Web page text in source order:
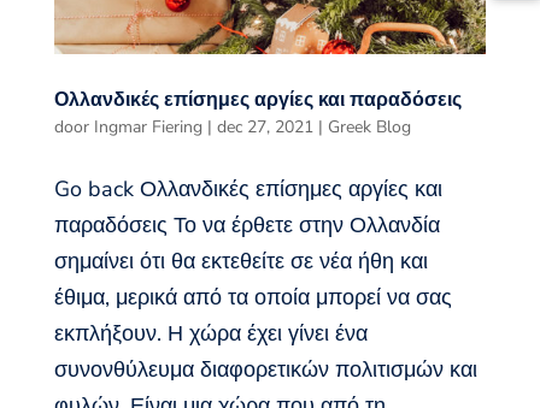
Ολλανδικές επίσημες αργίες και παραδόσεις
door Ingmar Fiering | dec 27, 2021| Greek Blog
Go back Ολλανδικές επίσημες αργίες και
παραδόσεις Το να έρθετε στην Ολλανδία
σημαίνει ότι θα εκτεθείτε σε νέα ήθη και
έθιμα, μερικά από τα οποία μπορεί να σας
εκπλήξουν. Η χώρα έχει γίνει ένα
συνονθύλευμα διαφορετικών πολιτισμών και